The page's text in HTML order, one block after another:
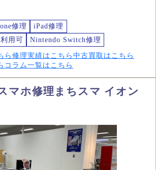
修理
iPad修理
用可
Nintendo Switch修理
ら 修理実績はこちら 中古買取はこちら
コラム一覧はこちら
マホ修理まちスマ イオン